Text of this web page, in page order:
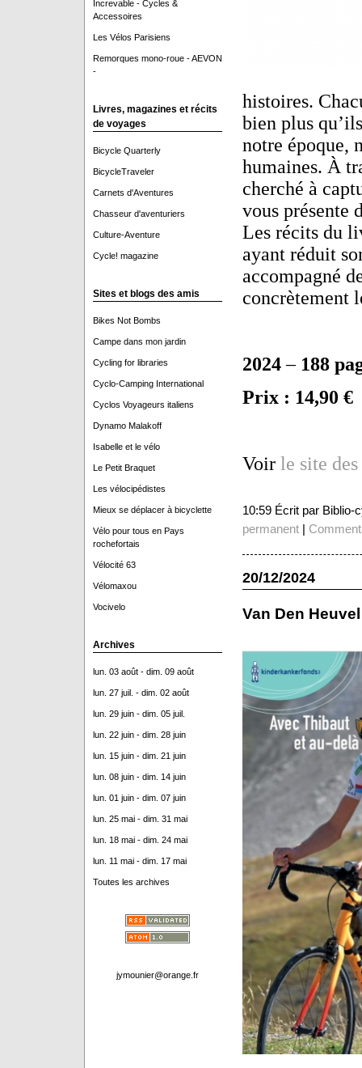
Increvable - Cycles &
Accessoires
Les Vélos Parisiens
Remorques mono-roue - AEVON
-
Livres, magazines et récits
de voyages
Bicycle Quarterly
BicycleTraveler
Carnets d'Aventures
Chasseur d'aventuriers
Culture-Aventure
Cycle! magazine
Sites et blogs des amis
Bikes Not Bombs
Campe dans mon jardin
Cycling for libraries
Cyclo-Camping International
Cyclos Voyageurs italiens
Dynamo Malakoff
Isabelle et le vélo
Le Petit Braquet
Les vélocipédistes
Mieux se déplacer à bicyclette
Vélo pour tous en Pays
rochefortais
Vélocité 63
Vélomaxou
Vocivelo
Archives
lun. 03 août - dim. 09 août
lun. 27 juil. - dim. 02 août
lun. 29 juin - dim. 05 juil.
lun. 22 juin - dim. 28 juin
lun. 15 juin - dim. 21 juin
lun. 08 juin - dim. 14 juin
lun. 01 juin - dim. 07 juin
lun. 25 mai - dim. 31 mai
lun. 18 mai - dim. 24 mai
lun. 11 mai - dim. 17 mai
Toutes les archives
jymounier@orange.fr
histoires.
bien plus
notre époque,
humaines. À
cherché à
vous présente
Les récits du
ayant réduit
accompagné
concrètement
2024– 188
Prix : 14,90 €
Voir le site
10:59 Écrit par Biblio-
permanent|
20/12/2024
Van Den